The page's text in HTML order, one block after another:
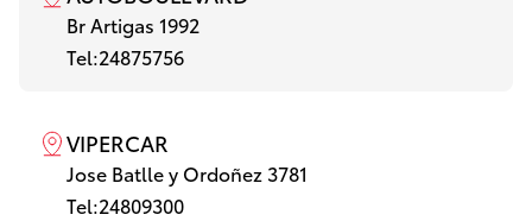
Br Artigas 1992
Tel:24875756
VIPERCAR
Jose Batlle y Ordoñez 3781
Tel:24809300